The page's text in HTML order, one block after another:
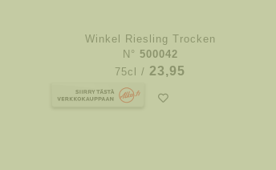
Winkel Riesling Trocken
N° 500042
75cl / 23,95